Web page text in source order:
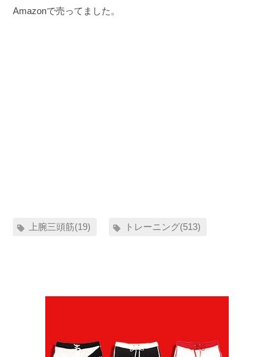
Amazonで売ってました。
上腕三頭筋(19) トレーニング(513)